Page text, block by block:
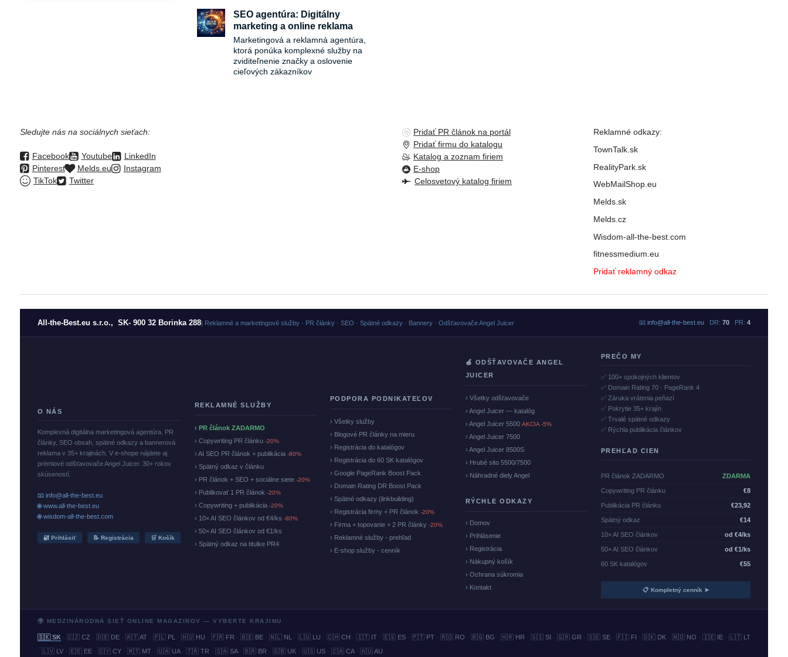
SEO agentúra: Digitálny
marketing a online reklama
Marketingová a reklamná agentúra,
ktorá ponúka komplexné služby na
zviditeľnenie značky a oslovenie
cieľových zákazníkov
Sledujte nás na sociálnych sieťach:
Facebook Youtube
LinkedIn
Pinterest
Melds.eu
Instagram
TikTok
Twitter
Pridať PR článok na portál
Pridať firmu do katalogu
Katalog a zoznam firiem
E-shop
Celosvetový katalog firiem
Reklamné odkazy:
TownTalk.sk
RealityPark.sk
WebMailShop.eu
Melds.sk
Melds.cz
Wisdom-all-the-best.com
fitnessmedium.eu
Pridať reklamný odkaz
All-the-Best.eu s.r.o., SK- 900 32 Borinka 288| Reklamné a marketingové služby · PR články · SEO · Spätné odkazy · Bannery · Odšťavovače Angel Juicer 📧 info@all-the-best.euDR: 70PR: 4
O NÁS
Komplexná digitálna marketingová agentúra. PR
články, SEO obsah, spätné odkazy a bannerová
reklama v 35+ krajinách. V e-shope nájdete aj
prémiové odšťavovače Angel Juicer. 30+ rokov
skúseností.
📧 info@all-the-best.eu
🌐 www.all-the-best.eu
🌐 wisdom-all-the-best.com
🔐 Prihlásiť 📝 Registrácia 🛒 Košík
REKLAMNÉ SLUŽBY
› PR článok ZADARMO
› Copywriting PR článku -20%
› AI SEO PR článok + publikácia -80%
› Spätný odkaz v článku
› PR článok + SEO + sociálne siete -20%
› Publikovať 1 PR článok -20%
› Copywriting + publikácia -20%
› 10× AI SEO článkov od €4/ks -80%
› 50× AI SEO článkov od €1/ks
› Spätný odkaz na titulke PR4
PODPORA PODNIKATEĽOV
› Všetky služby
› Blogové PR články na mieru
› Registrácia do katalógov
› Registrácia do 60 SK katalógov
› Google PageRank Boost Pack
› Domain Rating DR Boost Pack
› Spätné odkazy (linkbuilding)
› Registrácia firmy + PR článok -20%
› Firma + topovanie + 2 PR články -20%
› Reklamné služby - prehľad
› E-shop služby - cenník
🍏 ODŠŤAVOVAČE ANGEL
JUICER
› Všetky odšťavovače
› Angel Juicer — katalóg
› Angel Juicer 5500 AKCIA -5%
› Angel Juicer 7500
› Angel Juicer 8500S
› Hrubé sito 5500/7500
› Náhradné diely Angel
RÝCHLE ODKAZY
› Domov
› Prihlásenie
› Registrácia
› Nákupný košík
› Ochrana súkromia
› Kontakt
PREČO MY
✅ 100+ spokojných klientov
✅ Domain Rating 70 · PageRank 4
✅ Záruka vrátenia peňazí
✅ Pokrytie 35+ krajín
✅ Trvalé spätné odkazy
✅ Rýchla publikácia článkov
PREHĽAD CIEN
PR článok ZADARMO ZDARMA
Copywriting PR článku €8
Publikácia PR článku €23,92
Spätný odkaz €14
10× AI SEO článkov od €4/ks
50× AI SEO článkov od €1/ks
60 SK katalógov €55
📋 Kompletný cenník ➤
🌍 MEDZINÁRODNÁ SIEŤ ONLINE MAGAZINOV — VYBERTE KRAJINU
🇸🇰 SK · 🇨🇿 CZ · 🇩🇪 DE · 🇦🇹 AT · 🇵🇱 PL · 🇭🇺 HU · 🇫🇷 FR · 🇧🇪 BE · 🇳🇱 NL · 🇱🇺 LU · 🇨🇭 CH · 🇮🇹 IT · 🇪🇸 ES · 🇵🇹 PT · 🇷🇴 RO · 🇧🇬 BG · 🇭🇷 HR · 🇸🇮 SI · 🇬🇷 GR · 🇸🇪 SE · 🇫🇮 FI · 🇩🇰 DK · 🇳🇴 NO · 🇮🇪 IE · 🇱🇹 LT
· 🇱🇻 LV · 🇪🇪 EE · 🇨🇾 CY · 🇲🇹 MT · 🇺🇦 UA · 🇹🇷 TR · 🇸🇦 SA · 🇧🇷 BR · 🇬🇧 UK · 🇺🇸 US · 🇨🇦 CA · 🇦🇺 AU